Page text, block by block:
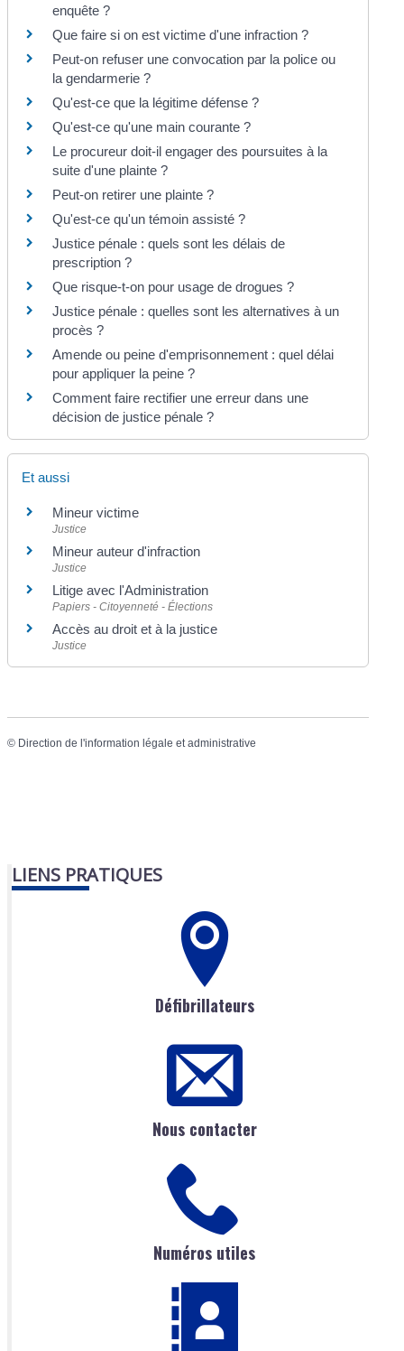
enquête ?
Que faire si on est victime d'une infraction ?
Peut-on refuser une convocation par la police ou
la gendarmerie ?
Qu'est-ce que la légitime défense ?
Qu'est-ce qu'une main courante ?
Le procureur doit-il engager des poursuites à la
suite d'une plainte ?
Peut-on retirer une plainte ?
Qu'est-ce qu'un témoin assisté ?
Justice pénale : quels sont les délais de
prescription ?
Que risque-t-on pour usage de drogues ?
Justice pénale : quelles sont les alternatives à un
procès ?
Amende ou peine d'emprisonnement : quel délai
pour appliquer la peine ?
Comment faire rectifier une erreur dans une
décision de justice pénale ?
Et aussi
Mineur victime
Justice
Mineur auteur d'infraction
Justice
Litige avec l'Administration
Papiers - Citoyenneté - Élections
Accès au droit et à la justice
Justice
© Direction de l'information légale et administrative
LIENS PRATIQUES
Défibrillateurs
Nous contacter
Numéros utiles